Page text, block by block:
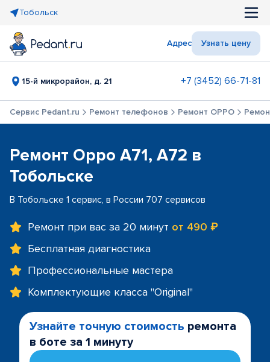
Тобольск
Адрес Узнать цену
15-й микрорайон, д. 21 +7 (3452) 66-71-81
Сервис Pedant.ru Ремонт телефонов Ремонт OPPO
Ремонт Oppo A71, A72 в
Тобольске
В Тобольске 1 сервис, в России 707 сервисов
Ремонт при вас за 20 минут от 490 ₽
Бесплатная диагностика
Профессиональные мастера
Комплектующие класса "Original"
Узнайте точную стоимость ремонта
в боте за 1 минуту